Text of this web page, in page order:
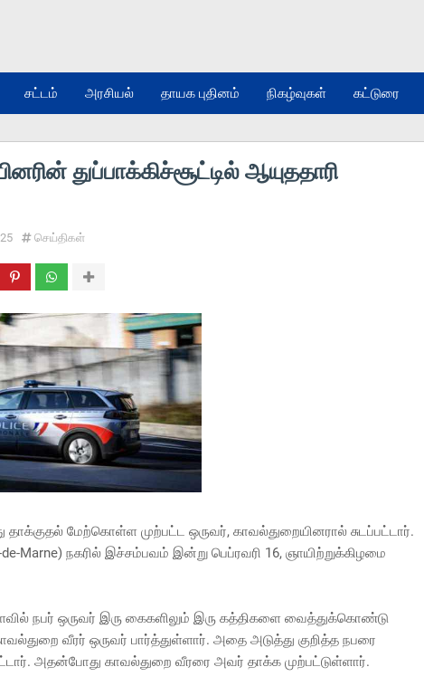
சட்டம் அரசியல் தாயக புதினம் நிகழ்வுகள் கட்டுரை
துப்பாக்கிச்சூட்டில் ஆயுததாரி
செய்திகள்
தாக்குதல் மேற்கொள்ள முற்பட்ட ஒருவர், காவல்துறையினரால் சுடப்பட்டார்.
de-Marne) நகரில் இச்சம்பவம் இன்று பெப்ரவரி 16, ஞாயிற்றுக்கிழமை
நபர் ஒருவர் இரு கைகளிலும் இரு கத்திகளை வைத்துக்கொண்டு
வீரர் ஒருவர் பார்த்துள்ளார். அதை அடுத்து குறித்த நபரை
அதன்போது காவல்துறை வீரரை அவர் தாக்க முற்பட்டுள்ளார்.